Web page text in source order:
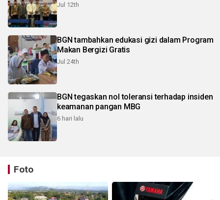
Jul 12th
BGN tambahkan edukasi gizi dalam Program
Makan Bergizi Gratis
Jul 24th
BGN tegaskan nol toleransi terhadap insiden
keamanan pangan MBG
6 hari lalu
Foto